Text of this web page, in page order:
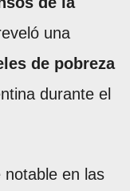
una
de pobreza
durante el
notable en las